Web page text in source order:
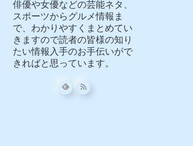
俳優や女優などの芸能ネタ、
スポーツからグルメ情報ま
で、わかりやすくまとめてい
きますので読者の皆様の知り
たい情報入手のお手伝いがで
きればと思っています。